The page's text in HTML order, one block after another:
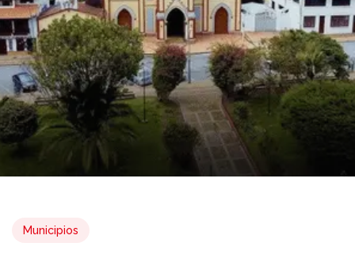
Municipios